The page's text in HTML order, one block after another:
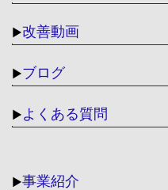
▶改善動画
▶ブログ
▶よくある質問
▶事業紹介